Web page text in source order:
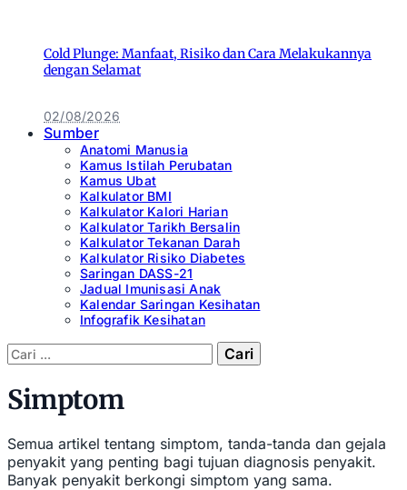
Cold Plunge: Manfaat, Risiko dan Cara Melakukannya
dengan Selamat
02/08/2026
Sumber
Anatomi Manusia
Kamus Istilah Perubatan
Kamus Ubat
Kalkulator BMI
Kalkulator Kalori Harian
Kalkulator Tarikh Bersalin
Kalkulator Tekanan Darah
Kalkulator Risiko Diabetes
Saringan DASS-21
Jadual Imunisasi Anak
Kalendar Saringan Kesihatan
Infografik Kesihatan
Cari:
Simptom
Semua artikel tentang simptom, tanda-tanda dan gejala
penyakit yang penting bagi tujuan diagnosis penyakit.
Banyak penyakit berkongi simptom yang sama.